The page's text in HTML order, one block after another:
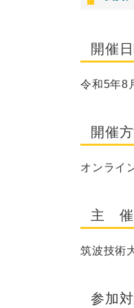
開催
令和5年8
開催
オンライ
主 催
筑波技術
参加